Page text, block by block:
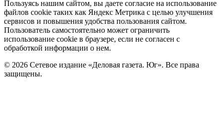
Политика
cookie
Пользуясь нашим сайтом, вы даете согласие на использование
файлов cookie таких как Яндекс Метрика с целью улучшения
сервисов и повышения удобства пользования сайтом.
Пользователь самостоятельно может ограничить
использование cookie в браузере, если не согласен с
обработкой информации о нем.
© 2026 Сетевое издание «Деловая газета. Юг». Все права
защищены.